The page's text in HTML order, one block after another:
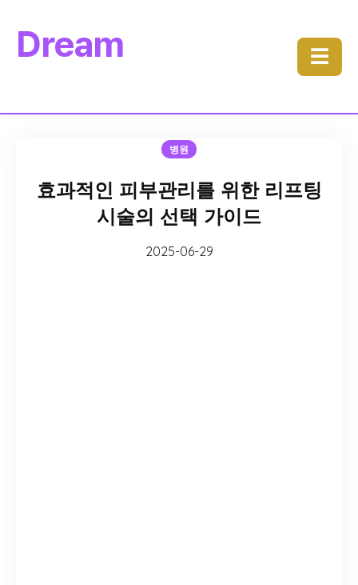
Dream ☰
병원
효과적인 피부관리를 위한 리프팅
시술의 선택 가이드
2025-06-29